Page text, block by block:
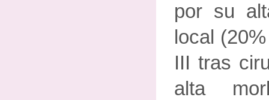
por su
local
III tras
alta